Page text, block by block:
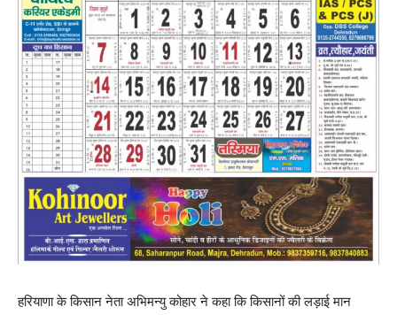
हरियाणा के किसान नेता अभिमन्यु कोहार ने कहा कि किसानों की लड़ाई मान